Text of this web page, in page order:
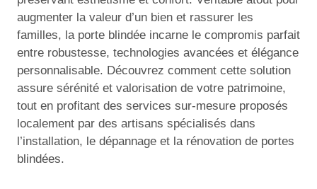
augmenter la valeur d’un bien et rassurer les
familles, la porte blindée incarne le compromis parfait
entre robustesse, technologies avancées et élégance
personnalisable. Découvrez comment cette solution
assure sérénité et valorisation de votre patrimoine,
tout en profitant des services sur-mesure proposés
localement par des artisans spécialisés dans
l’installation, le dépannage et la rénovation de portes
blindées.